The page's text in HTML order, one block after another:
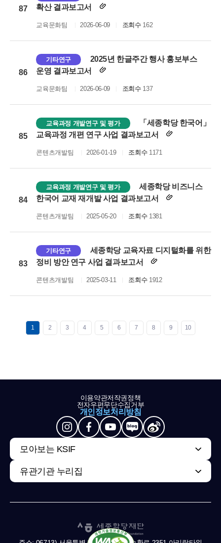
87
확산 결과보고서
교육문화팀 2026-06-09 조회수162
86
기타연구
2025년 한글주간 행사 홍보부스
운영 결과보고서
교육문화팀 2026-06-09 조회수137
85
교육과정 개발연구 및 평가
「세종학당 한국어」
교육과정 개편 연구 사업 결과보고서
콘텐츠개발팀 2026-01-19 조회수1171
84
교육과정 개발연구 및 평가
세종학당 비즈니스
한국어 교재 재개발 사업 결과보고서
콘텐츠개발팀 2025-05-20 조회수1381
83
기타연구
세종학당 교육자료 디지털화를 위한
정비 방안 연구 사업 결과보고서
콘텐츠개발팀 2025-03-11 조회수1912
1 2 3 4 5 6 7 8 9 10
이용약관저작권정책
전자우편무단수집거부
개인정보처리방침
모아보는 KSIF
유관기관 누리집